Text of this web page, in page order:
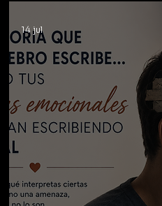
14 jul